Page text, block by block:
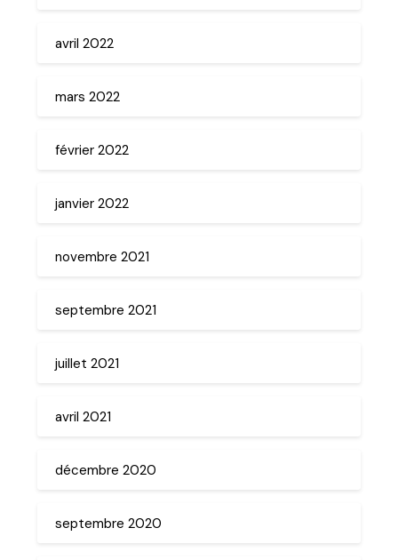
avril 2022
mars 2022
février 2022
janvier 2022
novembre 2021
septembre 2021
juillet 2021
avril 2021
décembre 2020
septembre 2020